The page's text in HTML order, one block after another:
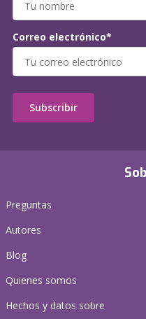
Preguntas
Autores
Blog
Quienes somos
Hechos y datos sobre
Correo electrónico*
Subscribir